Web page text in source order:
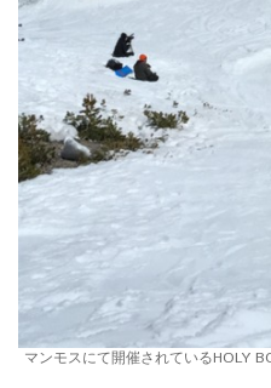
マンモスにて開催されているHOLY